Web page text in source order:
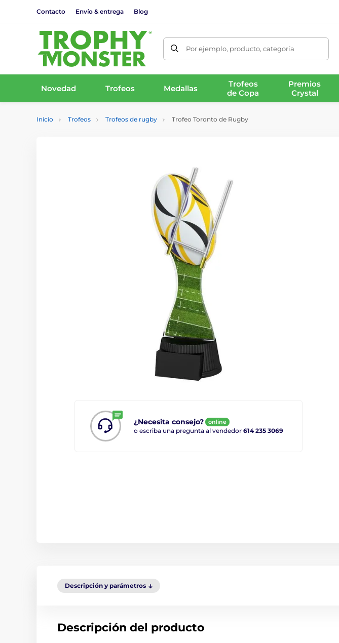
Contacto Envío & entrega Blog
Por ejemplo, producto, categoría
Novedad Trofeos Medallas
Trofeos
de Copa
Premios
Crystal
Inicio Trofeos Trofeos de rugby Trofeo Toronto de Rugby
¿Necesita consejo? online
o escriba una pregunta al vendedor 614 235 3069
Descripción y parámetros
Descripción del producto